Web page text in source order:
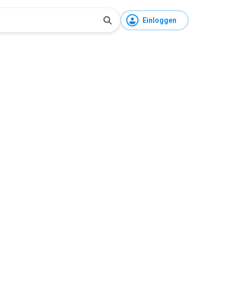
Einloggen